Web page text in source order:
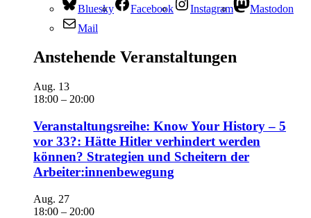
Bluesky Facebook Instagram
Mastodon
Mail
Anstehende Veranstaltungen
Aug. 13
18:00 – 20:00
Veranstaltungsreihe: Know Your History – 5
vor 33?: Hätte Hitler verhindert werden
können? Strategien und Scheitern der
Arbeiter:innenbewegung
Aug. 27
18:00 – 20:00